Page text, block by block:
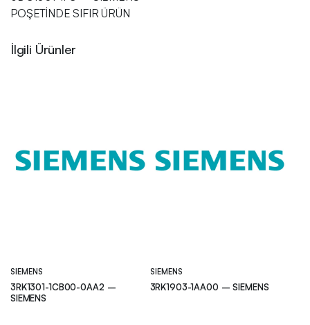
POŞETİNDE SIFIR ÜRÜN
İlgili Ürünler
SIEMENS
3RK1301-1CB00-0AA2 –
SIEMENS
SIEMENS
3RK1903-1AA00 – SIEMENS